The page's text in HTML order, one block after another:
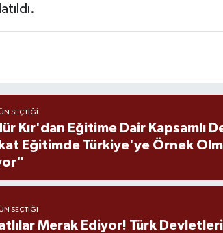
SEÇTIĞI
Kır'dan Eğitime Dair Kapsamlı
Eğitimde Türkiye'ye Örnek
SEÇTIĞI
Merak Ediyor! Türk